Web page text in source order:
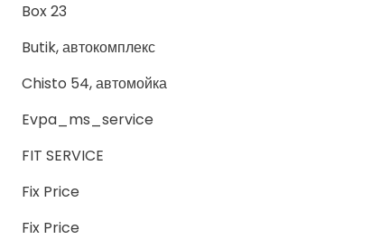
Box 23
Butik, автокомплекс
Chisto 54, автомойка
Evpa_ms_service
FIT SERVICE
Fix Price
Fix Price